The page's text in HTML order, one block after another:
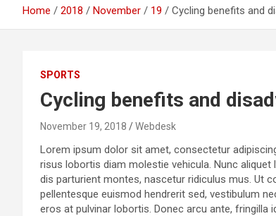
Home 2018 November 19 Cycling benefits and
SPORTS
Cycling benefits and
November 19, 2018 Webdesk
Lorem ipsum dolor sit amet, consectetur
risus lobortis diam molestie vehicula. Nunc
dis parturient montes, nascetur ridiculus mus. Ut
pellentesque euismod hendrerit sed, vestibulum
eros at pulvinar lobortis. Donec arcu ante, fringilla